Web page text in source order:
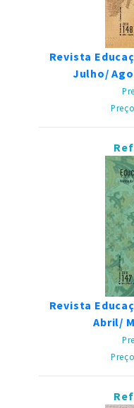
Revista
Julho/
Revista
Abril/